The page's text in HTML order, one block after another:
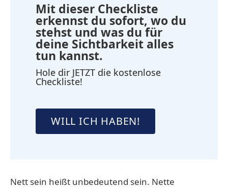
Mit dieser Checkliste
erkennst du sofort, wo du
stehst und was du für
deine Sichtbarkeit alles
tun kannst.
Hole dir JETZT die kostenlose
Checkliste!
WILL ICH HABEN!
Nett sein heißt unbedeutend sein. Nette